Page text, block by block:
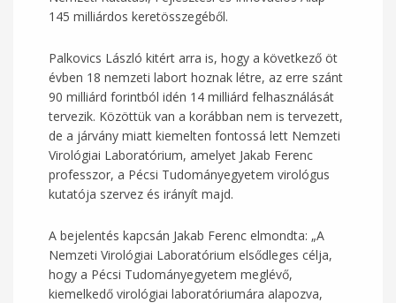
145 milliárdos keretösszegéből.
Palkovics László kitért arra is, hogy a következő öt
évben 18 nemzeti labort hoznak létre, az erre szánt
90 milliárd forintból idén 14 milliárd felhasználását
tervezik. Közöttük van a korábban nem is tervezett,
de a járvány miatt kiemelten fontossá lett Nemzeti
Virológiai Laboratórium, amelyet Jakab Ferenc
professzor, a Pécsi Tudományegyetem virológus
kutatója szervez és irányít majd.
A bejelentés kapcsán Jakab Ferenc elmondta: „A
Nemzeti Virológiai Laboratórium elsődleges célja,
hogy a Pécsi Tudományegyetem meglévő,
kiemelkedő virológiai laboratóriumára alapozva,